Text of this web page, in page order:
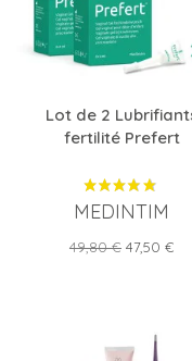
Lot de 2
fertilité Prefert
MEDINTIM
Prix
49,80 € Prix
47,50 €